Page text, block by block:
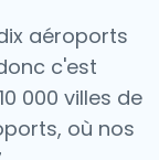
aéroports
c'est
000 villes de
où nos